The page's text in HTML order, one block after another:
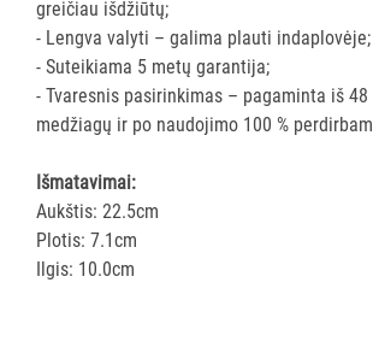
AKSESUARAI
VIEŠBUČIAMS
ĮRANGA
MAISTO
POPIERIUS
IR
JO
greičiau išdžiūtų;
- Lengva valyti – galima plauti indaplovėje;
- Suteikiama 5 metų garantija;
- Tvaresnis pasirinkimas – pagaminta iš 48
medžiagų ir po naudojimo 100 %
Išmatavimai:
Aukštis: 22.5cm
Plotis: 7.1cm
Ilgis: 10.0cm